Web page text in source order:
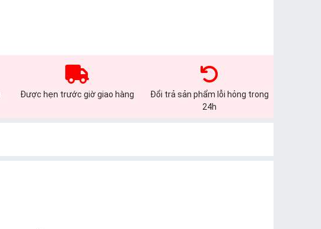
Được hẹn trước giờ giao hàng
Đổi trả sản phẩm lỗi hỏng trong
24h